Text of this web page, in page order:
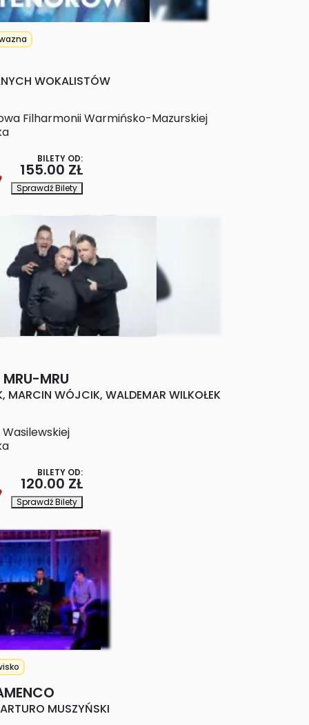
WOKALISTÓW
Filharmonii Warmińsko-Mazurskiej
BILETY OD:
155.00 ZŁ
Sprawdź Bilety
MRU
MARCIN WÓJCIK, WALDEMAR WILKOŁEK
BILETY OD:
120.00 ZŁ
Sprawdź Bilety
MUSZYŃSKI